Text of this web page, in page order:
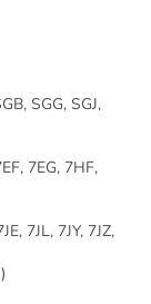
SGG, SGJ,
7EG, 7HF,
7JL, 7JY, 7JZ,